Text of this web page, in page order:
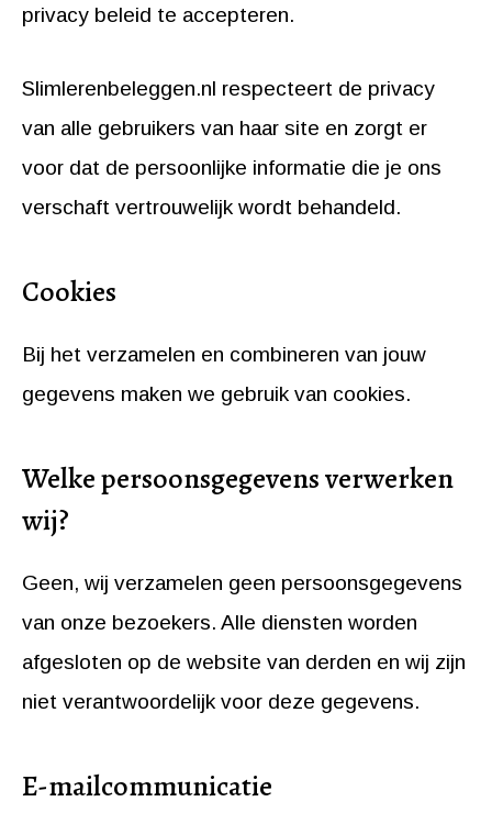
privacy beleid te accepteren.
Slimlerenbeleggen.nl respecteert de privacy
van alle gebruikers van haar site en zorgt er
voor dat de persoonlijke informatie die je ons
verschaft vertrouwelijk wordt behandeld.
Cookies
Bij het verzamelen en combineren van jouw
gegevens maken we gebruik van cookies.
Welke persoonsgegevens verwerken
wij?
Geen, wij verzamelen geen persoonsgegevens
van onze bezoekers. Alle diensten worden
afgesloten op de website van derden en wij zijn
niet verantwoordelijk voor deze gegevens.
E-mailcommunicatie